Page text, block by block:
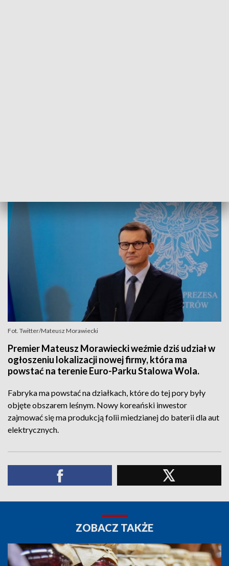
Fot. Twitter/Mateusz Morawiecki
Premier Mateusz Morawiecki weźmie dziś udział w
ogłoszeniu lokalizacji nowej firmy, która ma
powstać na terenie Euro-Parku Stalowa Wola.
Fabryka ma powstać na działkach, które do tej pory były
objęte obszarem leśnym. Nowy koreański inwestor
zajmować się ma produkcją folii miedzianej do baterii dla aut
elektrycznych.
ZOBACZ TAKŻE